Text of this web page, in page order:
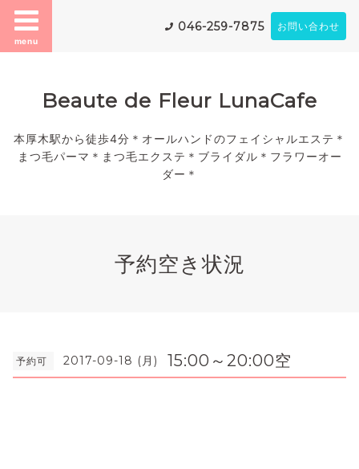
menu
046-259-7875 お問い合わせ
Beaute de Fleur LunaCafe
本厚木駅から徒歩4分＊オールハンドのフェイシャルエステ＊
まつ毛パーマ＊まつ毛エクステ＊ブライダル＊フラワーオー
ダー＊
予約空き状況
予約可 2017-09-18 (月) 15:00～20:00空